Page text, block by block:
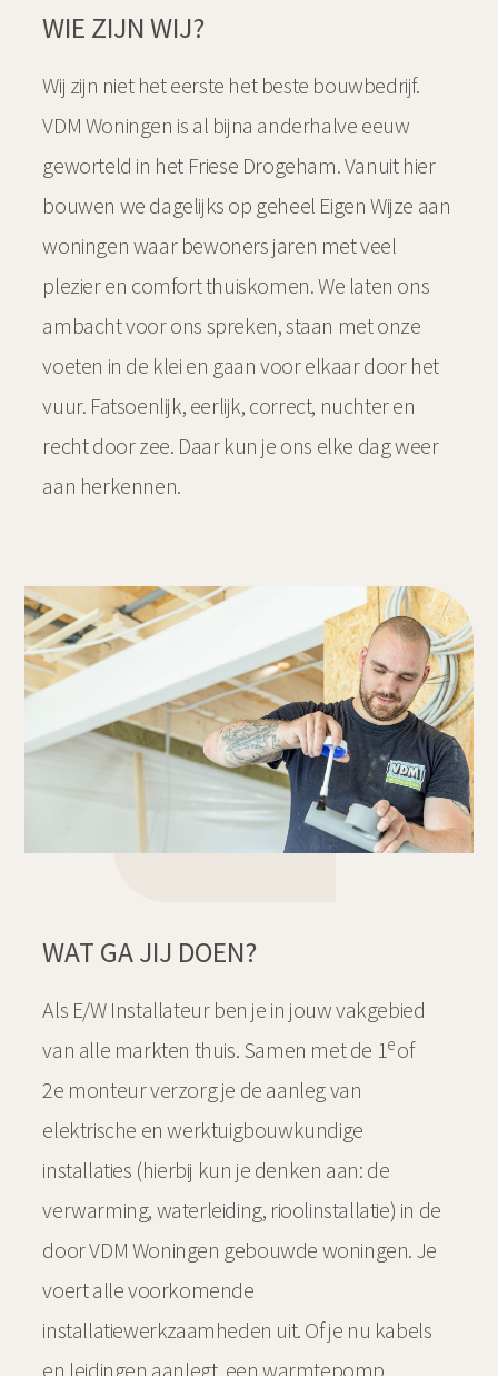
WIE ZIJN WIJ?
Wij zijn niet het eerste het beste bouwbedrijf.
VDM Woningen is al bijna anderhalve eeuw
geworteld in het Friese Drogeham. Vanuit hier
bouwen we dagelijks op geheel Eigen Wijze aan
woningen waar bewoners jaren met veel
plezier en comfort thuiskomen. We laten ons
ambacht voor ons spreken, staan met onze
voeten in de klei en gaan voor elkaar door het
vuur. Fatsoenlijk, eerlijk, correct, nuchter en
recht door zee. Daar kun je ons elke dag weer
aan herkennen.
WAT GA JIJ DOEN?
Als E/W Installateur ben je in jouw vakgebied
van alle markten thuis. Samen met de 1eof
2e monteur verzorg je de aanleg van
elektrische en werktuigbouwkundige
installaties (hierbij kun je denken aan: de
verwarming, waterleiding, rioolinstallatie) in de
door VDM Woningen gebouwde woningen. Je
voert alle voorkomende
installatiewerkzaamheden uit. Of je nu kabels
en leidingen aanlegt, een warmtepomp